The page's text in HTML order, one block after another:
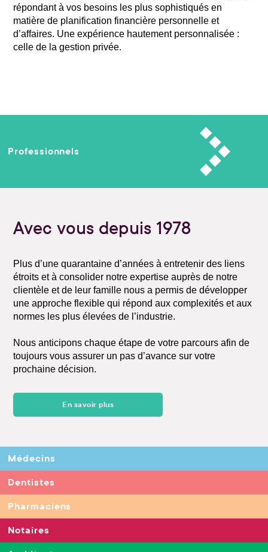
répondant à vos besoins les plus sophistiqués en
matière de planification financière personnelle et
d’affaires. Une expérience hautement personnalisée :
celle de la gestion privée.
Avec vous depuis 1978
Plus d’une quarantaine d’années à entretenir des liens
étroits et à consolider notre expertise auprès de notre
clientèle et de leur famille nous a permis de développer
une approche flexible qui répond aux complexités et aux
normes les plus élevées de l’industrie.
Nous anticipons chaque étape de votre parcours afin de
toujours vous assurer un pas d’avance sur votre
prochaine décision.
En savoir plus
Professionnels
Médecins
Dentistes
Pharmaciens
Notaires